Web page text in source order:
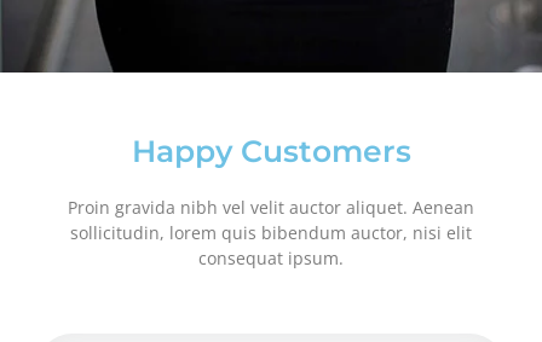
Happy Customers
Proin gravida nibh vel velit auctor aliquet. Aenean
sollicitudin, lorem quis bibendum auctor, nisi elit
consequat ipsum.